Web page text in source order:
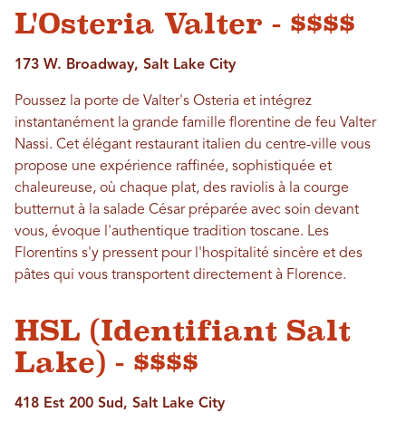
L'Osteria Valter - $$$$
173 W. Broadway, Salt Lake City
Poussez la porte de Valter's Osteria et intégrez
instantanément la grande famille florentine de feu Valter
Nassi. Cet élégant restaurant italien du centre-ville vous
propose une expérience raffinée, sophistiquée et
chaleureuse, où chaque plat, des raviolis à la courge
butternut à la salade César préparée avec soin devant
vous, évoque l'authentique tradition toscane. Les
Florentins s'y pressent pour l'hospitalité sincère et des
pâtes qui vous transportent directement à Florence.
HSL (Identifiant Salt
Lake) - $$$$
418 Est 200 Sud, Salt Lake City